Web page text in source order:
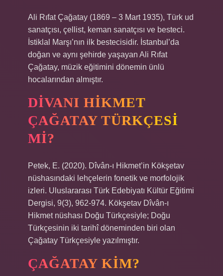
Ali Rıfat Çağatay (1869 – 3 Mart 1935), Türk ud
sanatçısı, çellist, keman sanatçısı ve besteci.
İstiklal Marşı’nın ilk bestecisidir. İstanbul’da
doğan ve aynı şehirde yaşayan Ali Rıfat
Çağatay, müzik eğitimini dönemin ünlü
hocalarından almıştır.
DIVANI HIKMET
ÇAĞATAY TÜRKÇESI
MI?
Petek, E. (2020). Dîvân-ı Hikmet’in Kökşetav
nüshasındaki lehçelerin fonetik ve morfolojik
izleri. Uluslararası Türk Edebiyatı Kültür Eğitimi
Dergisi, 9(3), 962-974. Kökşetav Dîvân-ı
Hikmet nüshası Doğu Türkçesiyle; Doğu
Türkçesinin iki tarihî döneminden biri olan
Çağatay Türkçesiyle yazılmıştır.
ÇAĞATAY KIM?